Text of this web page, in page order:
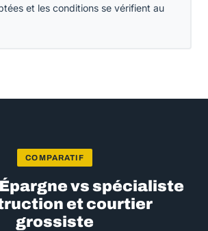
et les conditions se vérifient au
COMPARATIF
vs spécialiste
et courtier
grossiste